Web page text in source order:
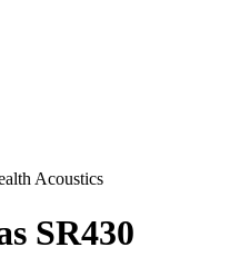
Acoustics
SR430